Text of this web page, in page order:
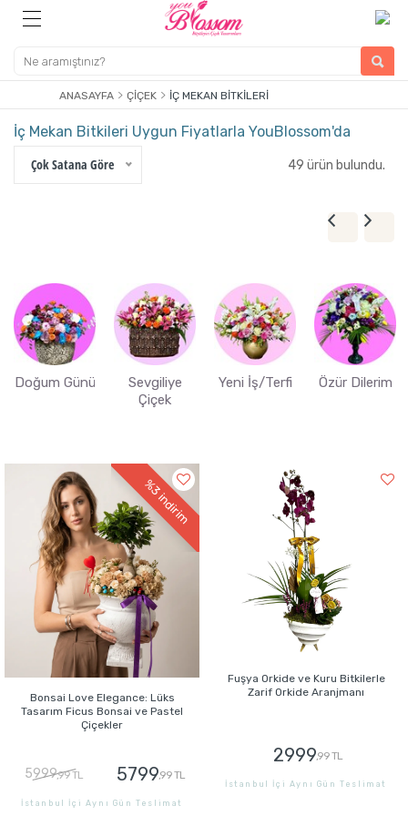
ANASAYFA ÇIÇEK İÇ MEKAN BITKILERI
İç Mekan Bitkileri Uygun Fiyatlarla YouBlossom'da
Çok Satana Göre
49 ürün bulundu.
Doğum Günü
Sevgiliye
Çiçek
Yeni İş/Terfi Özür Dilerim
%3
indirim
Bonsai Love Elegance: Lüks
Tasarım Ficus Bonsai ve Pastel
Çiçekler
5999,99 TL 5799,99 TL
İstanbul İçi Aynı Gün Teslimat
Fuşya Orkide ve Kuru Bitkilerle
Zarif Orkide Aranjmanı
2999,99 TL
İstanbul İçi Aynı Gün Teslimat